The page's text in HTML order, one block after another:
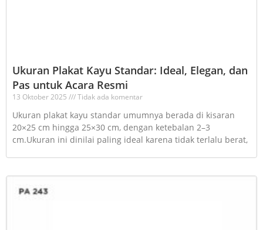
Ukuran Plakat Kayu Standar: Ideal, Elegan, dan
Pas untuk Acara Resmi
13 Oktober 2025 Tidak ada komentar
Ukuran plakat kayu standar umumnya berada di kisaran
20×25 cm hingga 25×30 cm, dengan ketebalan 2–3
cm.Ukuran ini dinilai paling ideal karena tidak terlalu berat,